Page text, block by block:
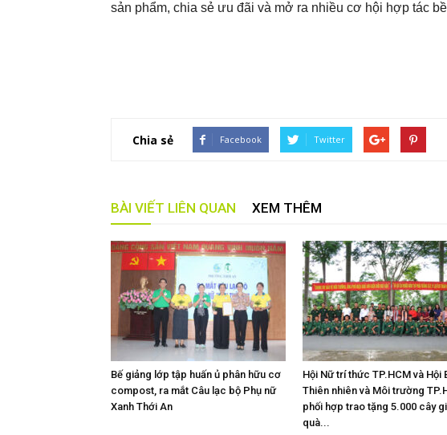
sản phẩm, chia sẻ ưu đãi và mở ra nhiều cơ hội hợp tác
Chia sẻ Facebook Twitter
BÀI VIẾT LIÊN QUAN XEM THÊM
Bế giảng lớp tập huấn ủ phân hữu cơ
compost, ra mắt Câu lạc bộ Phụ nữ
Xanh Thới An
Hội Nữ trí thức TP.HCM và Hội
Thiên nhiên và Môi trường
phối hợp trao tặng 5.000 cây
quà...